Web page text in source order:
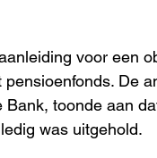
voor een
De
toonde aan
was uitgehold.